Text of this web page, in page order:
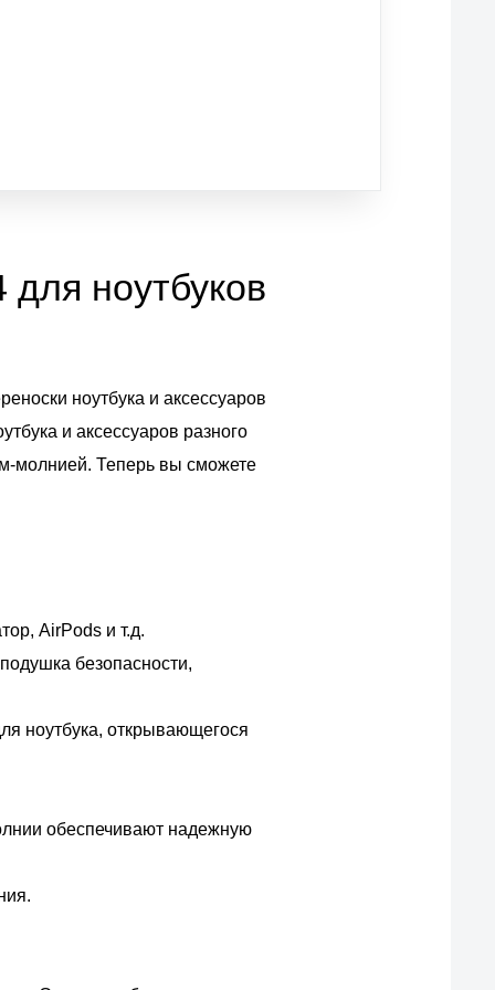
ноутбуков
ноутбука и аксессуаров
и аксессуаров разного
молнией. Теперь вы сможете
AirPods и т.д.
безопасности,
ноутбука, открывающегося
обеспечивают надежную